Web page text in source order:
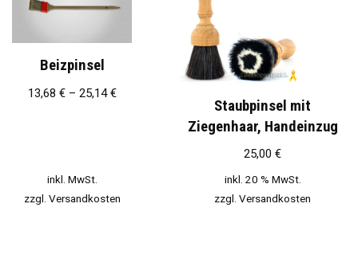
Beizpinsel
13,68 €– 25,14€
inkl. MwSt.
zzgl. Versandkosten
Staubpinsel mit
Ziegenhaar, Handeinzug
25,00 €
inkl. 20 % MwSt.
zzgl. Versandkosten